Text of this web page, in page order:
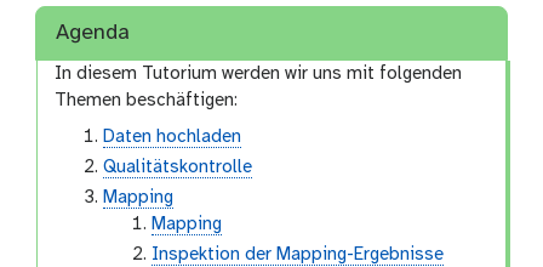
Agenda
In diesem Tutorium werden wir uns mit folgenden
Themen beschäftigen:
Daten hochladen
Qualitätskontrolle
Mapping
Mapping
Inspektion der Mapping-Ergebnisse